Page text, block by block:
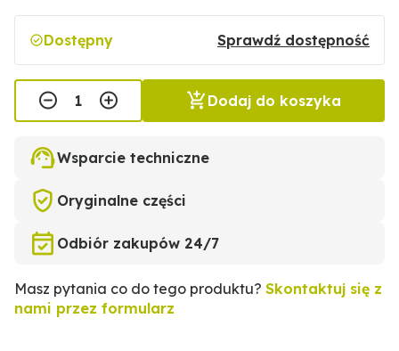
Dostępny Sprawdź dostępność
Dodaj do koszyka
Wsparcie techniczne
Oryginalne części
Odbiór zakupów 24/7
Masz pytania co do tego produktu? Skontaktuj się z
nami przez formularz